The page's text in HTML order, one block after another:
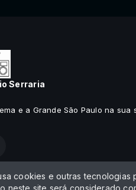
Serraria
e a Grande São Paulo na sua
os direitos reservados.
cookies e outras
neste site será considerado